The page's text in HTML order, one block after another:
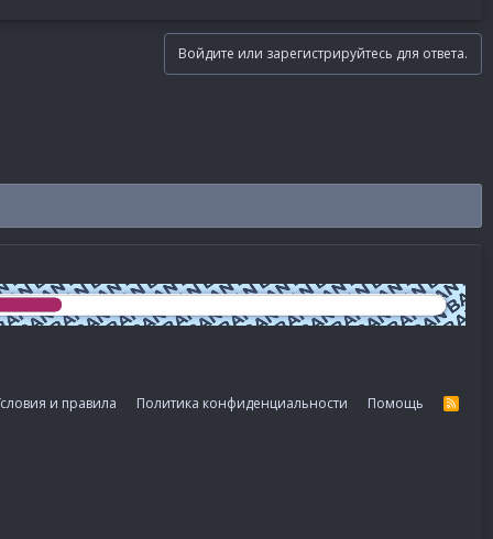
Войдите или зарегистрируйтесь для ответа.
и правила Политика конфиденциальности Помощь
R